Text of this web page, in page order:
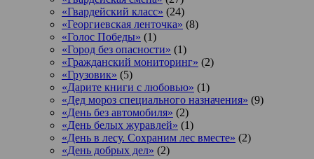
«Гвардейский класс» (24)
«Георгиевская ленточка» (8)
«Голос Победы» (1)
«Город без опасности» (1)
«Гражданский мониторинг» (2)
«Грузовик» (5)
«Дарите книги с любовью» (1)
«Дед мороз специального назначения» (9)
«День без автомобиля» (2)
«День белых журавлей» (1)
«День в лесу. Сохраним лес вместе» (2)
«День добрых дел» (2)